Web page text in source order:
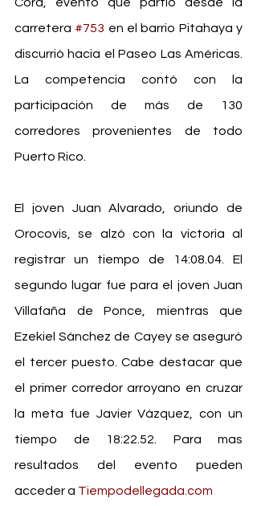
carretera #753 en el barrio Pitahaya y
discurrió hacia el Paseo Las Américas.
La competencia contó con la
participación de más de 130
corredores provenientes de todo
Puerto Rico.
El joven Juan Alvarado, oriundo de
Orocovis, se alzó con la victoria al
registrar un tiempo de 14:08.04. El
segundo lugar fue para el joven Juan
Villafaña de Ponce, mientras que
Ezekiel Sánchez de Cayey se aseguró
el tercer puesto. Cabe destacar que
el primer corredor arroyano en cruzar
la meta fue Javier Vázquez, con un
tiempo de 18:22.52. Para mas
resultados del evento pueden
acceder a Tiempodellegada.com